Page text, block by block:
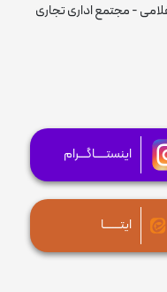
- مجتمع اداری تجاری
اینستــــاگـــرام
ایتــــــا